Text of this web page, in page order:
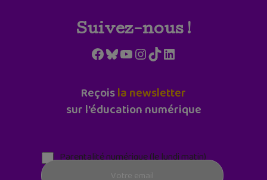
Suivez-nous !
Facebook
Bluesky
YouTube
Instagram
TikTokLinkedIn
Reçoisla newsletter
sur l'éducation numérique
Parentalité numérique (le lundi matin)